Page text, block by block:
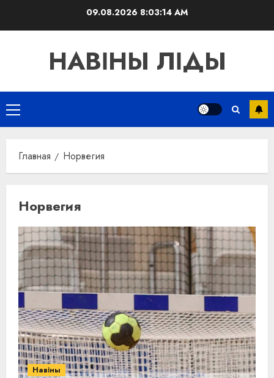
09.08.2026 8:03:14 AM
НАВІНЫ ЛІДЫ
Основное
меню
Главная Норвегия
Норвегия
Навіны